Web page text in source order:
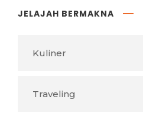
JELAJAH BERMAKNA
Kuliner
Traveling